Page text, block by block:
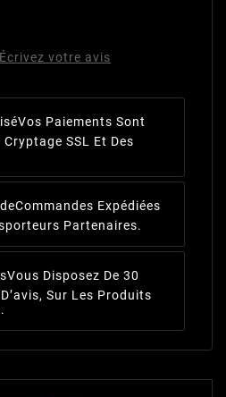
Écrivez votre avis
Vos Paiements Sont
SSL Et Des
Commandes Expédiées
Partenaires.
Vous Disposez De 30
Sur Les Produits